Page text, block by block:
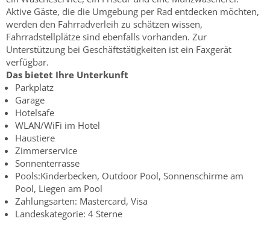
Aktive Gäste, die die Umgebung per Rad entdecken möchten,
werden den Fahrradverleih zu schätzen wissen,
Fahrradstellplätze sind ebenfalls vorhanden. Zur
Unterstützung bei Geschäftstätigkeiten ist ein Faxgerät
verfügbar.
Das bietet Ihre Unterkunft
Parkplatz
Garage
Hotelsafe
WLAN/WiFi im Hotel
Haustiere
Zimmerservice
Sonnenterrasse
Pools:Kinderbecken, Outdoor Pool, Sonnenschirme am
Pool, Liegen am Pool
Zahlungsarten: Mastercard, Visa
Landeskategorie: 4 Sterne